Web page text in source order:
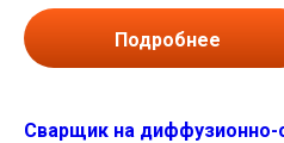
Подробнее
Сварщик на диффузионно-